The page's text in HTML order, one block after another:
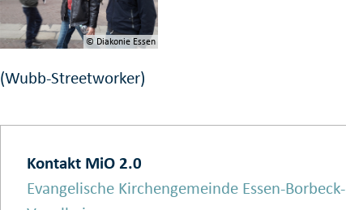
© Diakonie Essen
(Wubb-Streetworker)
Kontakt MiO 2.0
Evangelische Kirchengemeinde Essen-Borbeck-